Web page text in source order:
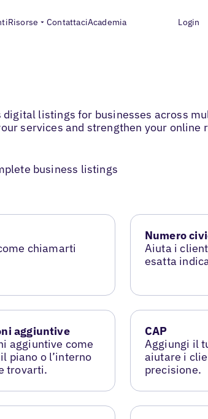
Risorse ContattaciAcademia Login
digital listings for businesses across
services and strengthen your online
business listings
chiamarti
Numero
Aiuta i
esatta
aggiuntive
aggiuntive come
piano o l’interno
trovarti.
CAP
Aggiungi il
aiutare i
precisione.